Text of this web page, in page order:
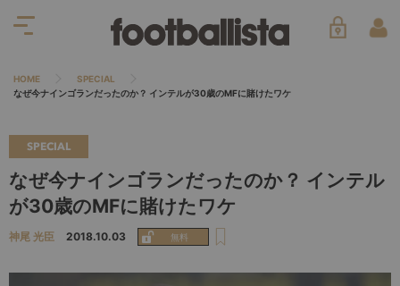
HOME
SPECIAL
なぜ今ナインゴランだったのか？ インテルが30歳のMFに賭けたワケ
SPECIAL
なぜ今ナインゴランだったのか？ インテル
が30歳のMFに賭けたワケ
神尾 光臣 2018.10.03